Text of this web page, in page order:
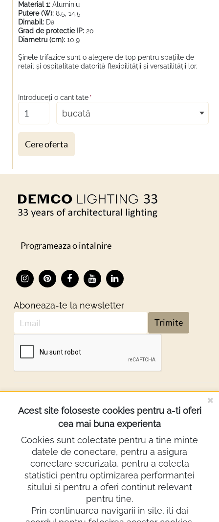
Material 1: Aluminiu
Putere (W): 8.5, 14.5
Dimabil: Da
Grad de protectie IP: 20
Diametru (cm): 10.9
Șinele trifazice sunt o alegere de top pentru spațiile de
retail și ospitalitate datorită flexibilității și versatilității lor.
Introduceţi o cantitate*
bucată
Cere oferta
Programeaza o intalnire
Aboneaza-te la newsletter
Trimite
DESPRE NOI
INFORMATII
Contact
0722.640.103
lighting@demco.ro
Showroom
Acest site foloseste cookies pentru a-ti oferi
cea mai buna experienta
Cookies sunt colectate pentru a tine minte
datele de conectare, pentru a asigura
conectare securizata, pentru a colecta
statistici pentru optimizarea performantei
sitului si pentru a oferi continut relevant
pentru tine.
Prin continuarea navigarii in site, iti dai